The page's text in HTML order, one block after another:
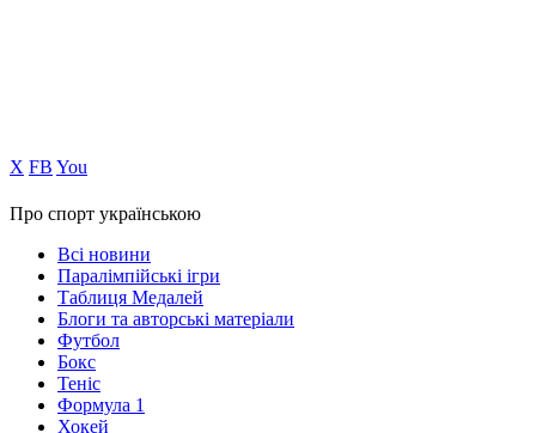
Х FB You
Про спорт українською
Всі новини
Паралімпійські ігри
Таблиця Медалей
Блоги та авторські матеріали
Футбол
Бокс
Теніс
Формула 1
Хокей